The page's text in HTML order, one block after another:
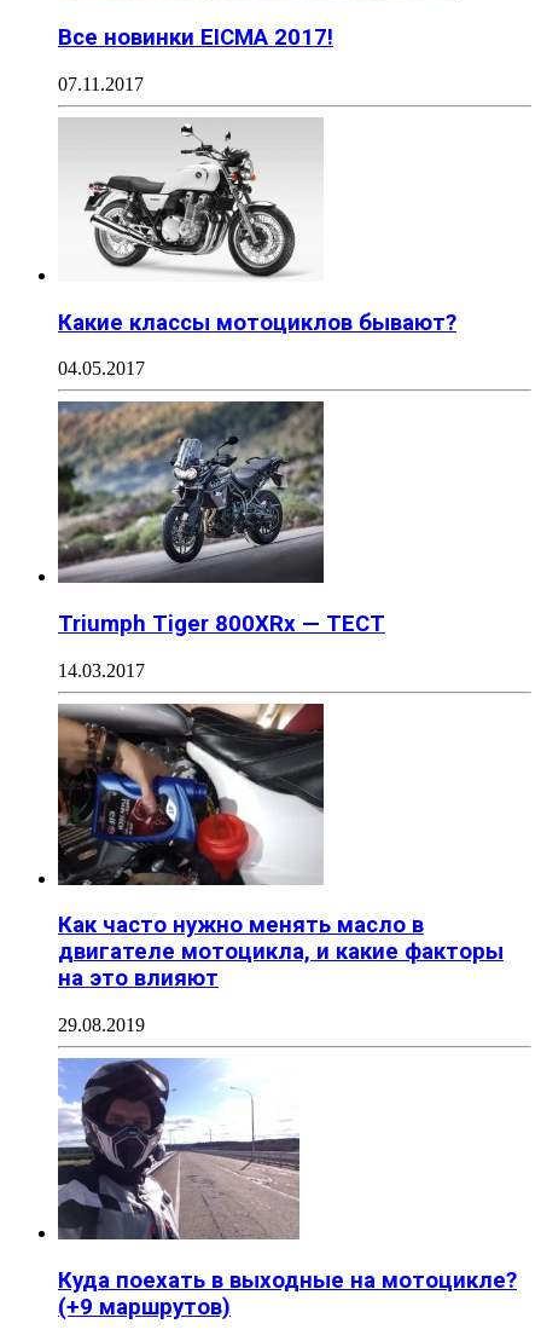
Все новинки EICMA 2017!
07.11.2017
Какие классы мотоциклов бывают?
04.05.2017
Triumph Tiger 800XRx — ТЕСТ
14.03.2017
Как часто нужно менять масло в
двигателе мотоцикла, и какие факторы
на это влияют
29.08.2019
Куда поехать в выходные на мотоцикле?
(+9 маршрутов)